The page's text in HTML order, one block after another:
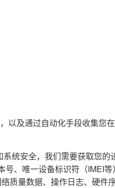
以及通过自动化手段收集您
统安全，我们需要获取您的
、唯一设备标识符（IMEI
质量数据、操作日志、硬件